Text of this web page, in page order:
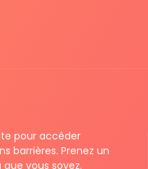
pour accéder
barrières. Prenez un
que vous soyez.